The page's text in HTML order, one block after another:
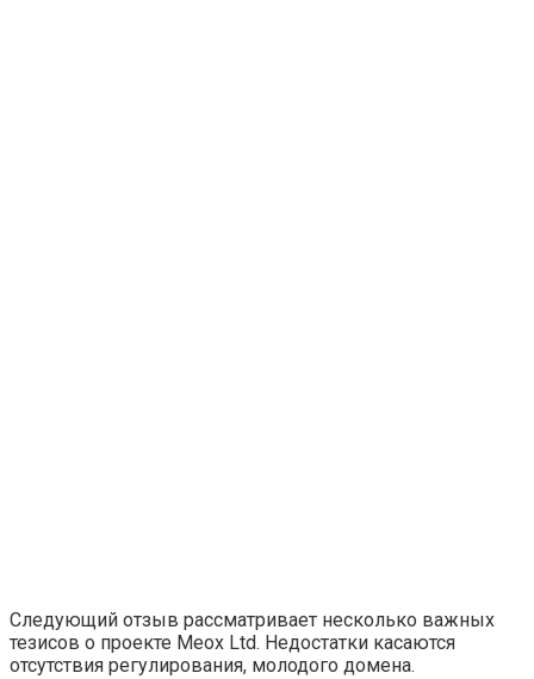
Следующий отзыв рассматривает несколько важных
тезисов о проекте Meox Ltd. Недостатки касаются
отсутствия регулирования, молодого домена.